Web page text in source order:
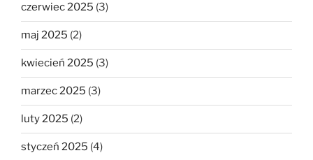
czerwiec 2025 (3)
maj 2025 (2)
kwiecień 2025 (3)
marzec 2025 (3)
luty 2025 (2)
styczeń 2025 (4)